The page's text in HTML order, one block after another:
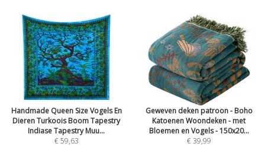
Handmade Queen Size Vogels En
Dieren Turkoois Boom Tapestry
Indiase Tapestry Muu...
€ 59,63
Geweven deken patroon - Boho
Katoenen Woondeken - met
Bloemen en Vogels - 150x20...
€ 39,99